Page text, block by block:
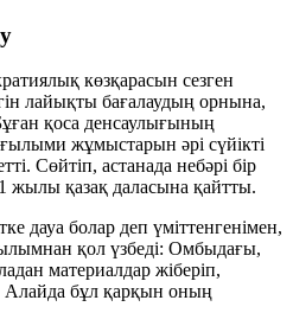
көзқарасын сезген
лайықты бағалаудың орнына,
қоса денсаулығының
жұмыстарын әрі сүйікті
Сөйтіп, астанада небәрі бір
қазақ даласына қайтты.
дауа болар деп үміттенгенімен,
қол үзбеді: Омбыдағы,
материалдар жіберіп,
Алайда бұл қарқын оның